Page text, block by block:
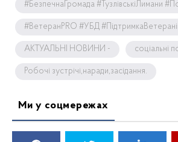
#БезпечнаГромада #ТузлівськіЛимани
#ВетеранPRO #УБД
АКТУАЛЬНІ НОВИНИ - соціальні
Робочі зустрічі,наради,засідання.
Ми у соцмережах